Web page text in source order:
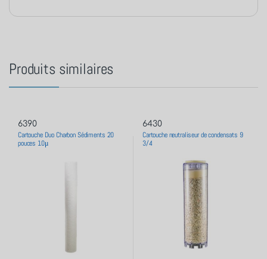
Produits similaires
6390
Cartouche Duo Charbon Sédiments 20
pouces 10μ
6430
Cartouche neutraliseur de condensats 9
3/4